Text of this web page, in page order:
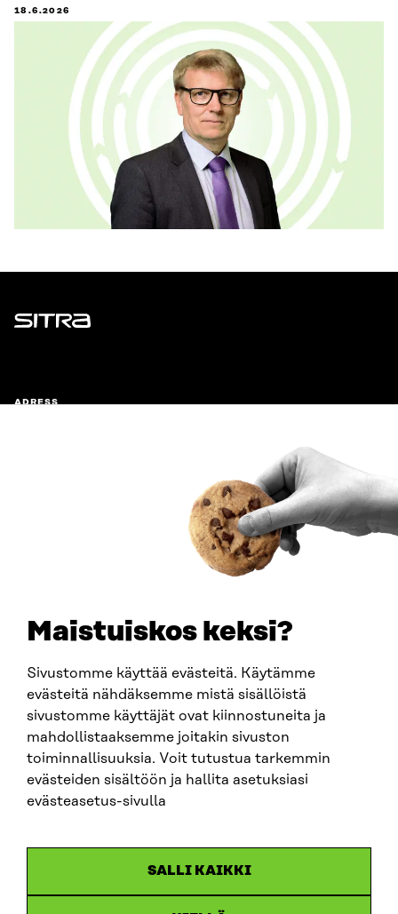
Maistuiskos keksi?
Sivustomme käyttää evästeitä. Käytämme
evästeitä nähdäksemme mistä sisällöistä
sivustomme käyttäjät ovat kiinnostuneita ja
mahdollistaaksemme joitakin sivuston
toiminnallisuuksia. Voit tutustua tarkemmin
evästeiden sisältöön ja hallita asetuksiasi
evästeasetus-sivulla
SALLI KAIKKI
18.6.2026
Sitra
ADRESS
fornamn.efternamn@sitra.fi
SITRA PÅ SOCIALA MEDIER
LinkedIn
Instagram
YouTube